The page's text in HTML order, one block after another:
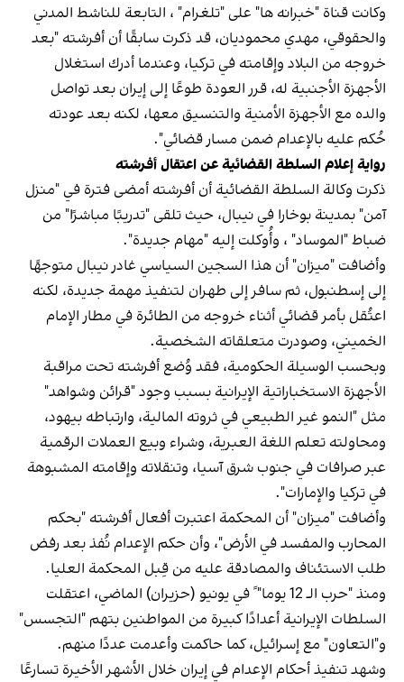
وكانت قناة "خبرانه‌ ها" على "تلغرام" ، التابعة للناشط المدني
والحقوقي، مهدي محموديان، قد ذكرت سابقًا أن أفرشته "بعد
خروجه من البلاد وإقامته في تركيا، وعندما أدرك استغلال
الأجهزة الأجنبية له، قرر العودة طوعًا إلى إيران بعد تواصل
والده مع الأجهزة الأمنية والتنسيق معها، لكنه بعد عودته
حُكم عليه بالإعدام ضمن مسار قضائي".
رواية إعلام السلطة القضائية عن اعتقال أفرشته
ذكرت وكالة السلطة القضائية أن أفرشته أمضى فترة في "منزل
آمن" بمدينة بوخارا في نيبال، حيث تلقى "تدريبًا مباشرًا" من
ضباط "الموساد" ، وأُوكلت إليه "مهام جديدة".
وأضافت "ميزان" أن هذا السجين السياسي غادر نيبال متوجهًا
إلى إسطنبول، ثم سافر إلى طهران لتنفيذ مهمة جديدة، لكنه
اعتُقل بأمر قضائي أثناء خروجه من الطائرة في مطار الإمام
الخميني، وصودرت متعلقاته الشخصية.
وبحسب الوسيلة الحكومية، فقد وُضع أفرشته تحت مراقبة
الأجهزة الاستخباراتية الإيرانية بسبب وجود "قرائن وشواهد"
مثل "النمو غير الطبيعي في ثروته المالية، وارتباطه بيهود،
ومحاولته تعلم اللغة العبرية، وشراء وبيع العملات الرقمية
عبر صرافات في جنوب شرق آسيا، وتنقلاته وإقامته المشبوهة
في تركيا والإمارات".
وأضافت "ميزان" أن المحكمة اعتبرت أفعال أفرشته "بحكم
المحارب والمفسد في الأرض"، وأن حكم الإعدام نُفذ بعد رفض
طلب الاستئناف والمصادقة عليه من قِبل المحكمة العليا.
ومنذ "حرب الـ 12 يوما" ً في يونيو (حزيران) الماضي، اعتقلت
السلطات الإيرانية أعدادًا كبيرة من المواطنين بتهم "التجسس"
و"التعاون" مع إسرائيل، كما حاكمت وأعدمت عددًا منهم.
وشهد تنفيذ أحكام الإعدام في إيران خلال الأشهر الأخيرة تسارعًا